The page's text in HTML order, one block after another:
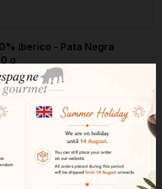
iberico - Pata Negra
g